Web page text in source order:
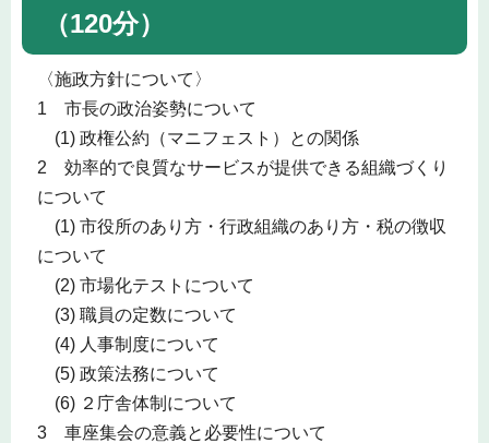
（120分）
〈施政方針について〉
1 市長の政治姿勢について
(1) 政権公約（マニフェスト）との関係
2 効率的で良質なサービスが提供できる組織づくり
について
(1) 市役所のあり方・行政組織のあり方・税の徴収
について
(2) 市場化テストについて
(3) 職員の定数について
(4) 人事制度について
(5) 政策法務について
(6) ２庁舎体制について
3 車座集会の意義と必要性について